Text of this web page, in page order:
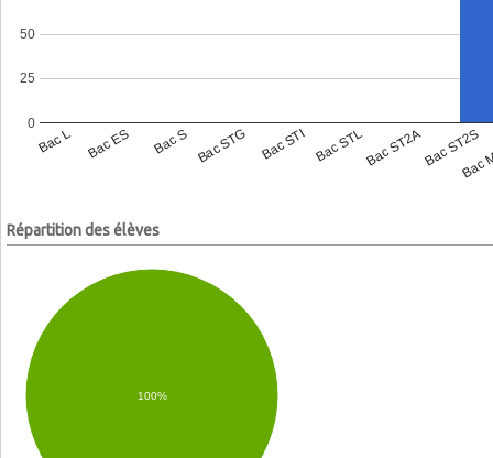
Bac L Bac ES Bac S Bac STG Bac STI Bac STLBac ST2ABac ST2S
0
25
50
Répartition des élèves
100%